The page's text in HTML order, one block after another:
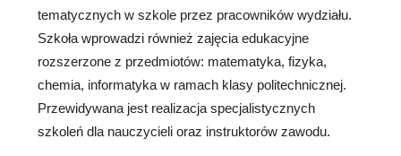
tematycznych w szkole przez pracowników wydziału.
Szkoła wprowadzi również zajęcia edukacyjne
rozszerzone z przedmiotów: matematyka, fizyka,
chemia, informatyka w ramach klasy politechnicznej.
Przewidywana jest realizacja specjalistycznych
szkoleń dla nauczycieli oraz instruktorów zawodu.